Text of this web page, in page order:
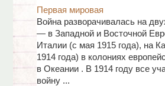
Первая мировая
Война разворачивалась на
— в Западной и Восточной
Италии (с мая 1915 года), на
1914 года) в колониях
в Океании . В 1914 году все
войну ...